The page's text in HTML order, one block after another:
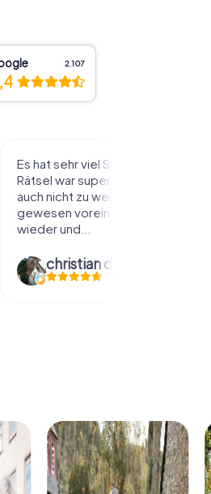
2.107
Es hat sehr viel Spaß gemacht. Die
Rätsel war super,und sie waren
auch nicht zu weit entfernt
gewesen voreinander. Gerne
wieder und...
christian dank